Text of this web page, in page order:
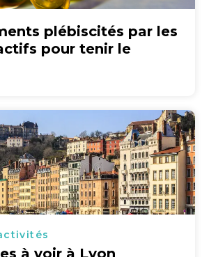
plébiscités par les
pour tenir le
à voir à Lyon